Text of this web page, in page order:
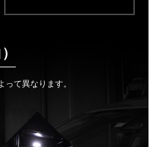
て異なります。